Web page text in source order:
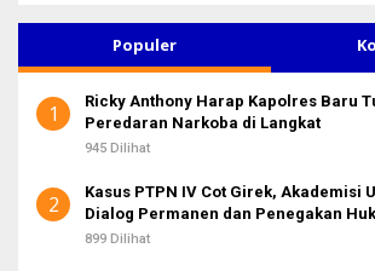
i
n
u
k
Populer
1
Ricky Anthony Harap Kapolres Baru
Peredaran Narkoba di Langkat
945 Dilihat
2
Kasus PTPN IV Cot Girek, Akademisi
Dialog Permanen dan Penegakan
899 Dilihat